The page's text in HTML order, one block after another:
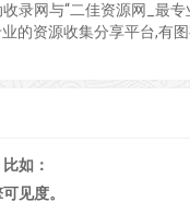
录网与“二佳资源网_最
的资源收集分享平台,有
如：
见度。